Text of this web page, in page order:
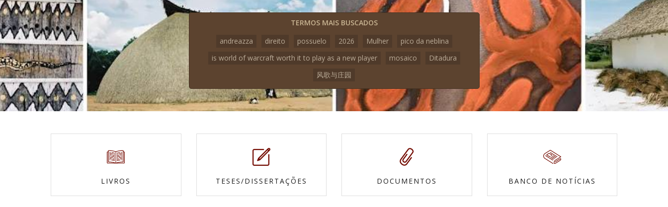
TERMOS MAIS BUSCADOS
andreazza
direito possuelo 2026 Mulher
pico da neblina
is world of warcraft worth it to play as a new player
mosaico
Ditadura
风歌与庄园
LIVROS TESES/DISSERTAÇÕES DOCUMENTOS BANCO DE NOTÍCIAS